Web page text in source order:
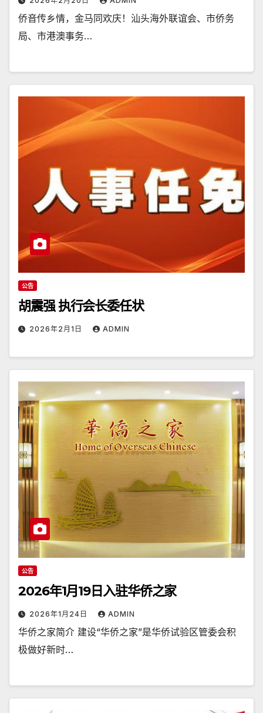
侨音传乡情，金马同欢庆！汕头海外联谊会、市侨务
局、市港澳事务…
公告
胡震强 执行会长委任状
2026年2月1日 ADMIN
公告
2026年1月19日入驻华侨之家
2026年1月24日 ADMIN
华侨之家简介 建设“华侨之家”是华侨试验区管委会积
极做好新时…